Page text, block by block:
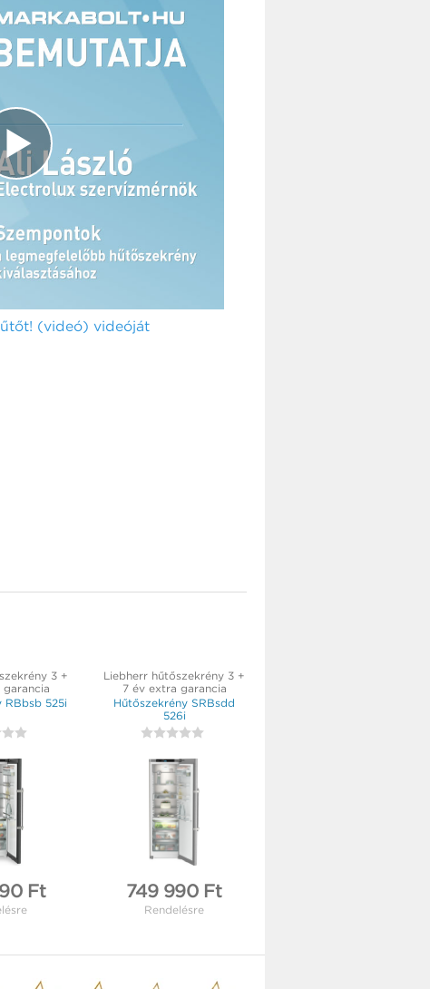
(videó) videóját
3 +
RBbsb 525i
Ft
Liebherr hűtőszekrény 3 +
7 év extra garancia
Hűtőszekrény SRBsdd
526i
749 990 Ft
Rendelésre